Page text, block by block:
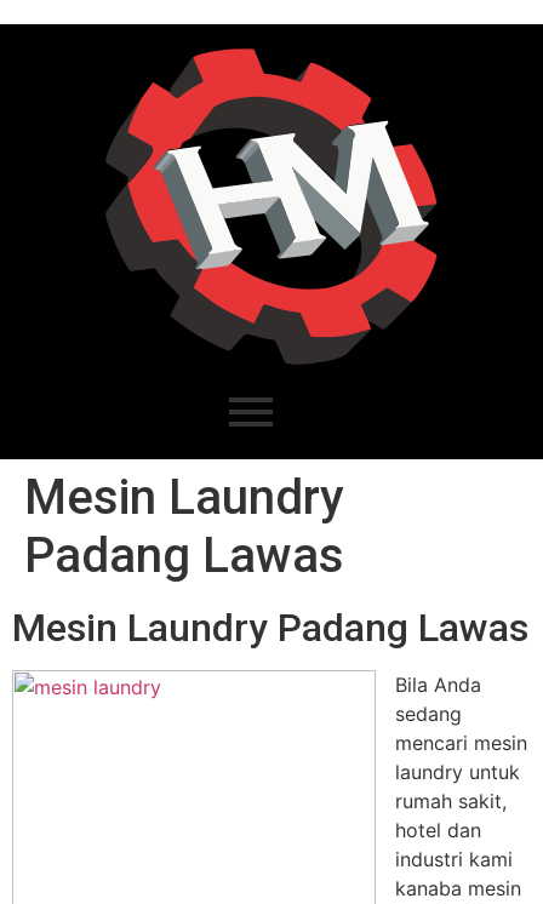
Mesin Laundry
Padang Lawas
Mesin Laundry Padang Lawas
Bila Anda
sedang
mencari mesin
laundry untuk
rumah sakit,
hotel dan
industri kami
kanaba mesin